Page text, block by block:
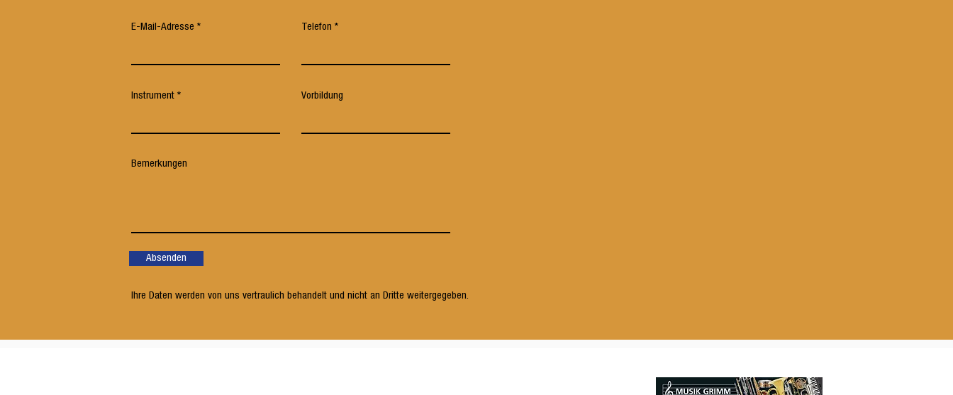
E-Mail-Adresse Telefon
Instrument Vorbildung
Bemerkungen
Absenden
Ihre Daten werden von uns vertraulich behandelt und nicht an Dritte weitergegeben.